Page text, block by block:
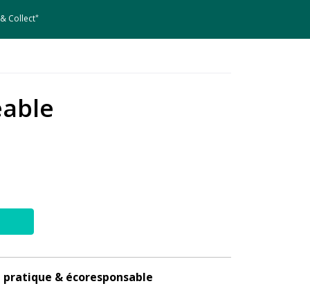
Collect*
& écoresponsable